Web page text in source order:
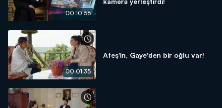
00:10:56
00:01:35
Ateş'in, Gaye'den bir oğlu var!